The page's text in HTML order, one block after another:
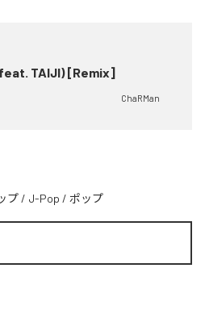
TAIJI) [Remix]
ChaRMan
プ / J-Pop / ポップ